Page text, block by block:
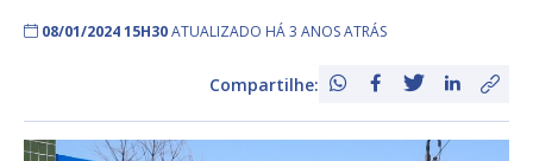
08/01/2024 15H30ATUALIZADO HÁ 3 ANOS ATRÁS
Compartilhe: